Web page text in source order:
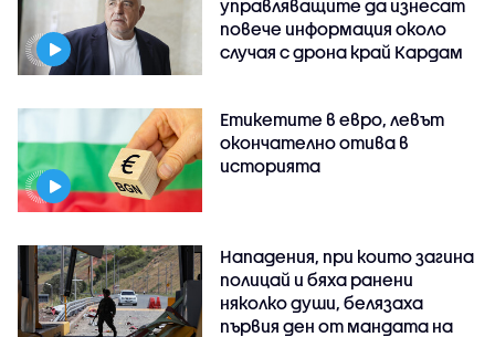
управляващите да изнесат
повече информация около
случая с дрона край Кардам
Етикетите в евро, левът
окончателно отива в
историята
Нападения, при които загина
полицай и бяха ранени
няколко души, белязаха
първия ден от мандата на